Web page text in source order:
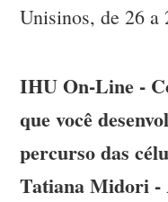
Unisinos, de 26 a
IHU On-Line -
que você
percurso das
Tatiana Midori -